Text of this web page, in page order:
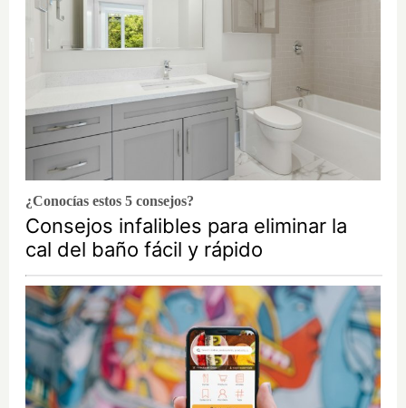
¿Conocías estos 5 consejos?
Consejos infalibles para eliminar la
cal del baño fácil y rápido